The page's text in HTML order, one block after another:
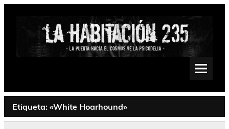
Saltar
Psychedelic, Stoner, Doom, Sludge, Fuzz, Space, Drone
Etiqueta: «White Hoarhound»